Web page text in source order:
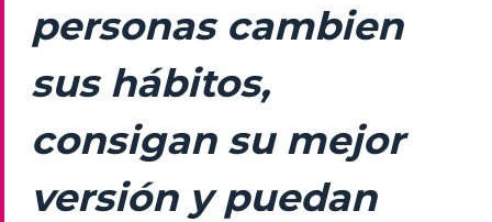
personas cambien
sus hábitos,
consigan su mejor
versión y puedan